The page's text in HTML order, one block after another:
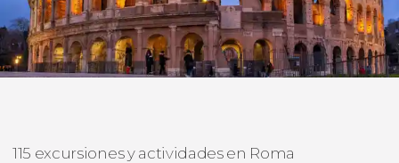
115 excursiones y actividades en Roma